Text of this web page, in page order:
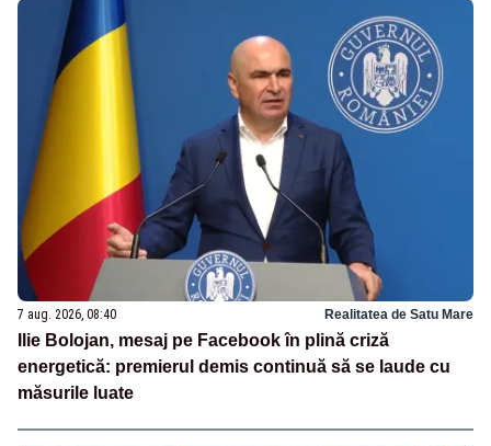
7 aug. 2026, 08:40 Realitatea de Satu Mare
Ilie Bolojan, mesaj pe Facebook în plină criză
energetică: premierul demis continuă să se laude cu
măsurile luate